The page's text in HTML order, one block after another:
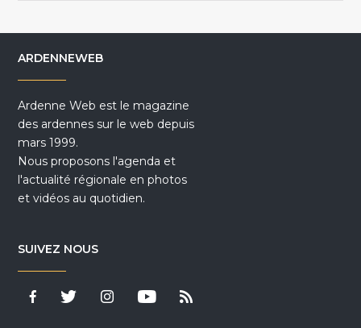
ARDENNEWEB
Ardenne Web est le magazine
des ardennes sur le web depuis
mars 1999.
Nous proposons l'agenda et
l'actualité régionale en photos
et vidéos au quotidien.
SUIVEZ NOUS